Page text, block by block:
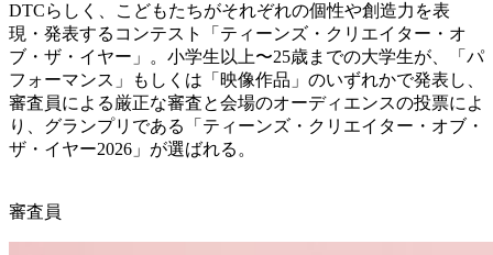
DTCらしく、こどもたちがそれぞれの個性や創造力を表
現・発表するコンテスト「ティーンズ・クリエイター・オ
ブ・ザ・イヤー」。小学生以上〜25歳までの大学生が、「パ
フォーマンス」もしくは「映像作品」のいずれかで発表し、
審査員による厳正な審査と会場のオーディエンスの投票によ
り、グランプリである「ティーンズ・クリエイター・オブ・
ザ・イヤー2026」が選ばれる。
審査員